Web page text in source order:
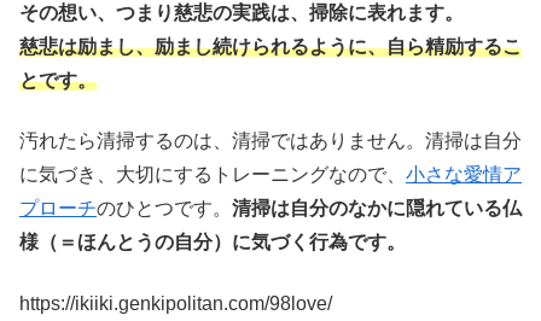
その想い、つまり慈悲の実践は、掃除に表れます。
慈悲は励まし、励まし続けられるように、自ら精励するこ
とです。
汚れたら清掃するのは、清掃ではありません。清掃は自分
に気づき、大切にするトレーニングなので、 小さな愛情ア
プローチのひとつです。 清掃は自分のなかに隠れている仏
様（＝ほんとうの自分）に気づく行為です。
https://ikiiki.genkipolitan.com/98love/